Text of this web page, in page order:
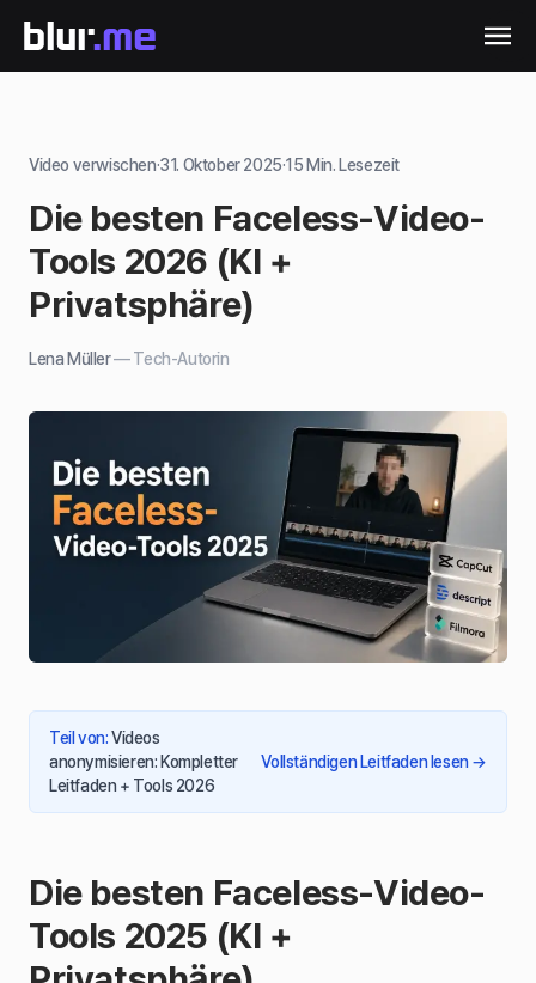
Video verwischen·31. Oktober 2025·15 Min. Lesezeit
Die besten Faceless-Video-
Tools 2026 (KI +
Privatsphäre)
Lena Müller—Tech-Autorin
Teil von:Videos
anonymisieren: Kompletter
Leitfaden + Tools 2026
Vollständigen Leitfaden lesen →
Die besten Faceless-Video-
Tools 2025 (KI +